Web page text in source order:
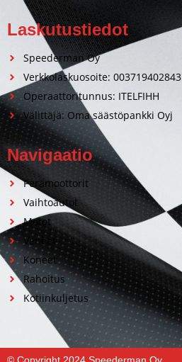
Laskutustiedot
Speederman Oy
Verkkolaskuosoite: 003719402843
Operaattoritunnus: ITELFIHH
Välittäjä: Oma säästöpankki Oyj
Navigaatio
Perämoottorit
Vaihtoautot
Motot
Veneet
Koneet
Rahoitus
Kotiinkuljetus